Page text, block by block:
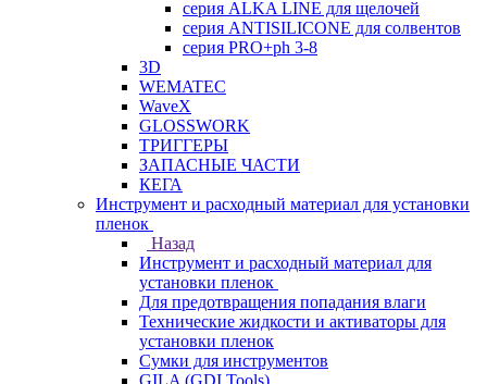
серия ALKA LINE для щелочей
серия ANTISILICONE для солвентов
серия PRO+ph 3-8
3D
WEMATEC
WaveX
GLOSSWORK
ТРИГГЕРЫ
ЗАПАСНЫЕ ЧАСТИ
КЕГА
Инструмент и расходный материал для установки
пленок
Назад
Инструмент и расходный материал для
установки пленок
Для предотвращения попадания влаги
Технические жидкости и активаторы для
установки пленок
Сумки для инструментов
GILA (GDI Tools)